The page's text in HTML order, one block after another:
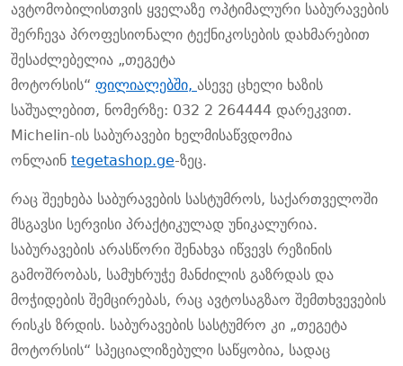
ავტომობილისთვის ყველაზე ოპტიმალური საბურავების
შერჩევა პროფესიონალი ტექნიკოსების დახმარებით
შესაძლებელია „თეგეტა
მოტორსის“ ფილიალებში, ასევე ცხელი ხაზის
საშუალებით, ნომერზე: 032 2 264444 დარეკვით.
Michelin-ის საბურავები ხელმისაწვდომია
ონლაინ tegetashop.ge-ზეც.
რაც შეეხება საბურავების სასტუმროს, საქართველოში
მსგავსი სერვისი პრაქტიკულად უნიკალურია.
საბურავების არასწორი შენახვა იწვევს რეზინის
გამოშრობას, სამუხრუჭე მანძილის გაზრდას და
მოჭიდების შემცირებას, რაც ავტოსაგზაო შემთხვევების
რისკს ზრდის. საბურავების სასტუმრო კი „თეგეტა
მოტორსის“ სპეციალიზებული საწყობია, სადაც